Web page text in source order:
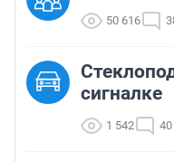
50 616
сигналке
1 542 40